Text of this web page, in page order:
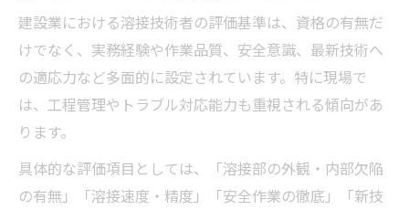
建設業における溶接技術者の評価基準は、資格の有無だ
けでなく、実務経験や作業品質、安全意識、最新技術へ
の適応力など多面的に設定されています。特に現場で
は、工程管理やトラブル対応能力も重視される傾向があ
ります。
具体的な評価項目としては、「溶接部の外観・内部欠陥
の有無」「溶接速度・精度」「安全作業の徹底」「新技